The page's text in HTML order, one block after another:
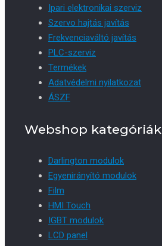
Ipari elektronikai szerviz
Szervo hajtás javítás
Frekvenciaváltó javítás
PLC-szerviz
Termékek
Adatvédelmi nyilatkozat
ÁSZF
Webshop kategóriák
Darlington modulok
Egyenirányító modulok
Film
HMI Touch
IGBT modulok
LCD panel